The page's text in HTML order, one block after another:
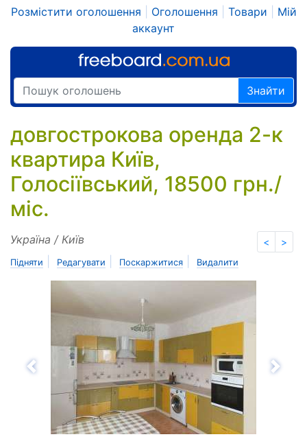
Розмістити оголошення Оголошення Товари
Мій
аккаунт
Знайти
довгострокова оренда 2-к
квартира Київ,
Голосіївський, 18500 грн./
міс.
< >
Україна / Київ
Підняти Редагувати Поскаржитися Видалити
Назад